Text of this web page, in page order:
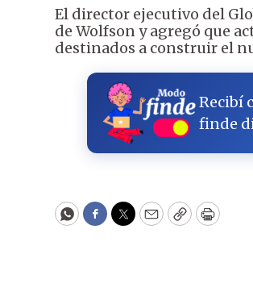
El director ejecutivo del
de Wolfson y agregó que
destinados a construir el
Recibí
finde
WhatsApp
Facebook
Twitter
EmailCopyPrint